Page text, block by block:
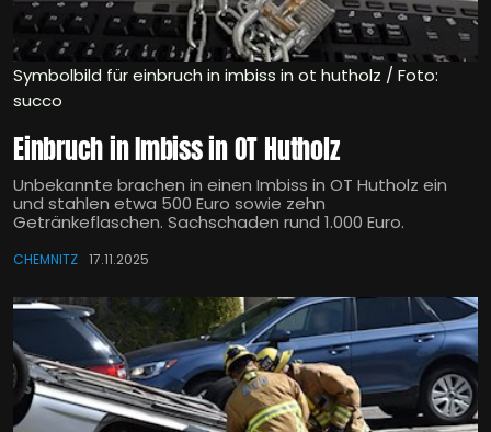
Symbolbild für einbruch in imbiss in ot hutholz / Foto:
succo
Einbruch in Imbiss in OT Hutholz
Unbekannte brachen in einen Imbiss in OT Hutholz ein
und stahlen etwa 500 Euro sowie zehn
Getränkeflaschen. Sachschaden rund 1.000 Euro.
CHEMNITZ 17.11.2025